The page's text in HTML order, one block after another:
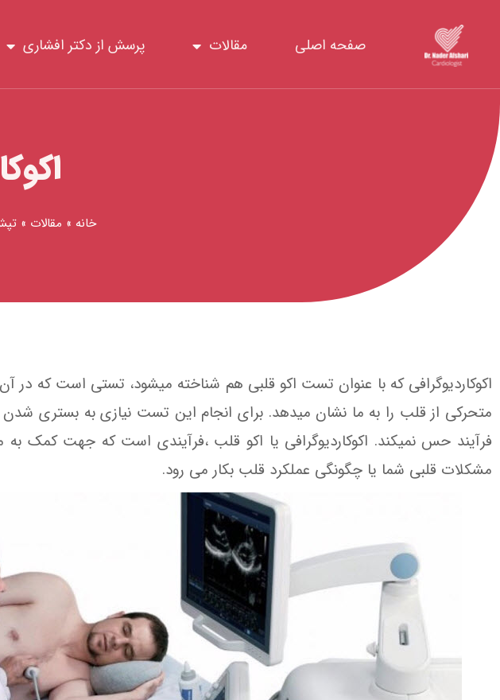
محتوا
صفحه اصلی مقالات پرسش از دکتر افشاری
خانه » مقالات »
اکوکاردیوگرافی که با عنوان تست اکو قلبی هم شناخته میشود، تستی است که در آن
متحرکی از قلب را به ما نشان میدهد. برای انجام این تست نیازی به بستری شدن
فرآیند حس نمیکند. اکوکاردیوگرافی یا اکو قلب ،فرآیندی است که جهت
مشکلات قلبی شما یا چگونگی عملکرد قلب بکار می رود.